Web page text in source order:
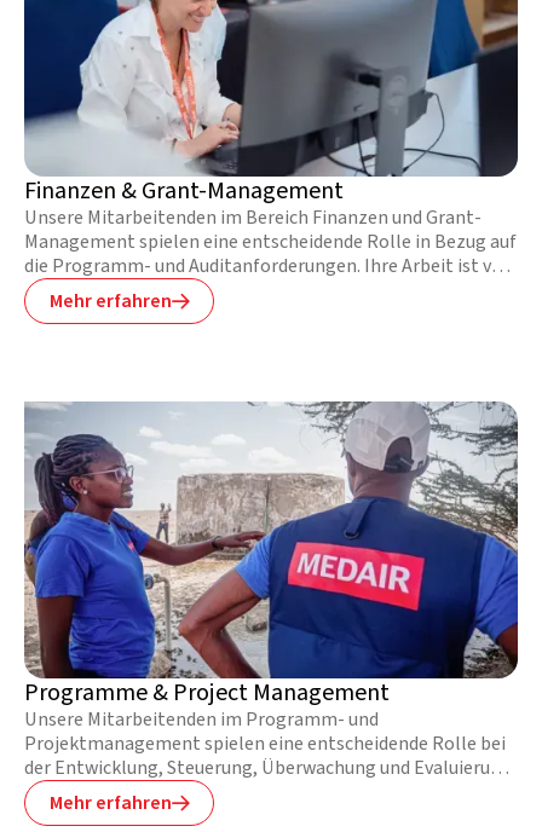
Finanzen & Grant-Management
Unsere Mitarbeitenden im Bereich Finanzen und Grant-
Management spielen eine entscheidende Rolle in Bezug auf
die Programm- und Auditanforderungen. Ihre Arbeit ist von
unschätzbarem Wert, denn sie gewährleisten bei der
Umsetzung von Projektaktivitäten in unsicheren,
Mehr erfahren
Programme & Project Management
Unsere Mitarbeitenden im Programm- und
Projektmanagement spielen eine entscheidende Rolle bei
der Entwicklung, Steuerung, Überwachung und Evaluierung
von Projekten und Teams. Auch verwalten sie Budgets und
Zeitpläne. Alles in allem sorgen sie dafür, dass unsere
Mehr erfahren